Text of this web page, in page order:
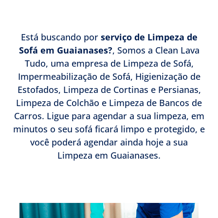
Está buscando por serviço de Limpeza de
Sofá em Guaianases?, Somos a Clean Lava
Tudo, uma empresa de Limpeza de Sofá,
Impermeabilização de Sofá, Higienização de
Estofados, Limpeza de Cortinas e Persianas,
Limpeza de Colchão e Limpeza de Bancos de
Carros. Ligue para agendar a sua limpeza, em
minutos o seu sofá ficará limpo e protegido, e
você poderá agendar ainda hoje a sua
Limpeza em Guaianases.